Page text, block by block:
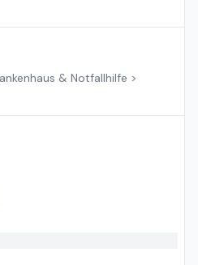
& Notfallhilfe >